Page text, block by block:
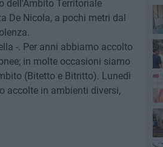
dell'Ambito Territoriale
De Nicola, a pochi metri dal
-. Per anni abbiamo accolto
in molte occasioni siamo
(Bitetto e Bitritto). Lunedì
accolte in ambienti diversi,